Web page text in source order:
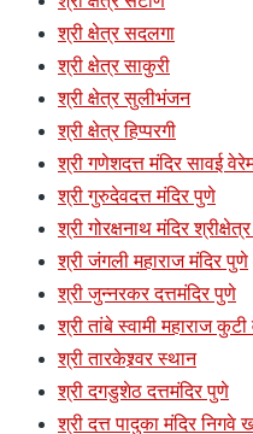
श्री क्षेत्र सदलगा
श्री क्षेत्र साकुरी
श्री क्षेत्र सुलीभंजन
श्री क्षेत्र हिप्परगी
श्री गणेशदत्त मंदिर सावई
श्री गुरुदेवदत्त मंदिर पुणे
श्री गोरक्षनाथ मंदिर
श्री जंगली महाराज मंदिर पुणे
श्री जुन्नरकर दत्तमंदिर पुणे
श्री तांबे स्वामी महाराज कुटी
श्री तारकेश्र्वर स्थान
श्री दगडुशेठ दत्तमंदिर पुणे
श्री दत्त पादुका मंदिर निगवे